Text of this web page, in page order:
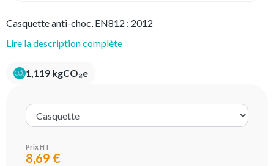
Casquette anti-choc, EN812 : 2012
Lire la description complète
1,119 kgCO₂e
Prix HT
8,69 €